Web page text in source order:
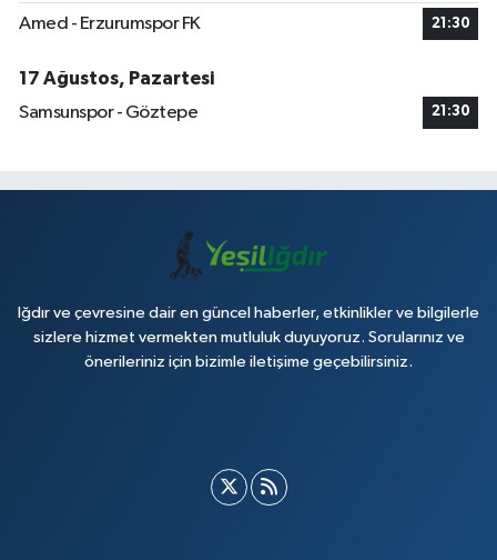
Amed - Erzurumspor FK 21:30
17 Ağustos, Pazartesi
Samsunspor - Göztepe
21:30
Iğdır ve çevresine dair en güncel haberler, etkinlikler ve bilgilerle
sizlere hizmet vermekten mutluluk duyuyoruz. Sorularınız ve
önerileriniz için bizimle iletişime geçebilirsiniz.